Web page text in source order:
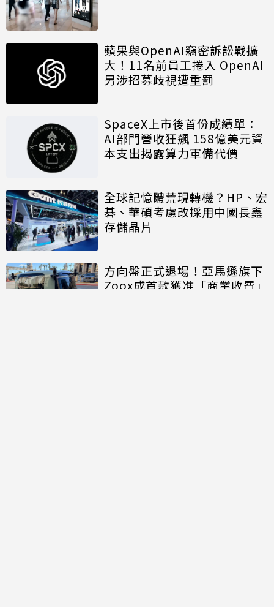
蘋果與OpenAI竊密訴訟戰擴
大！11名前員工捲入 OpenAI
另涉招募歧視遭重罰
SpaceX上市後首份成績單：
AI部門營收狂飆 158億美元資
本支出揭露算力軍備代價
全球記憶體荒現轉機？HP、宏
碁、華碩考慮改採用中國長鑫
存儲晶片
方向盤正式退場！亞馬遜旗下
Zoox成首款獲准「商業收費」